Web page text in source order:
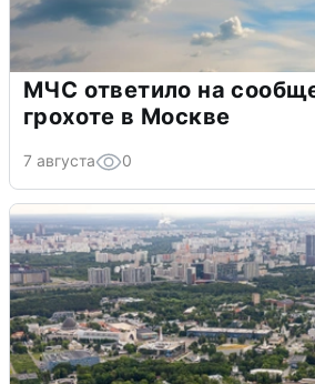
МЧС ответило на
грохоте в Москве
7 августа 0